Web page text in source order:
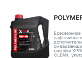
нафталинов
линейки
CLEAN,